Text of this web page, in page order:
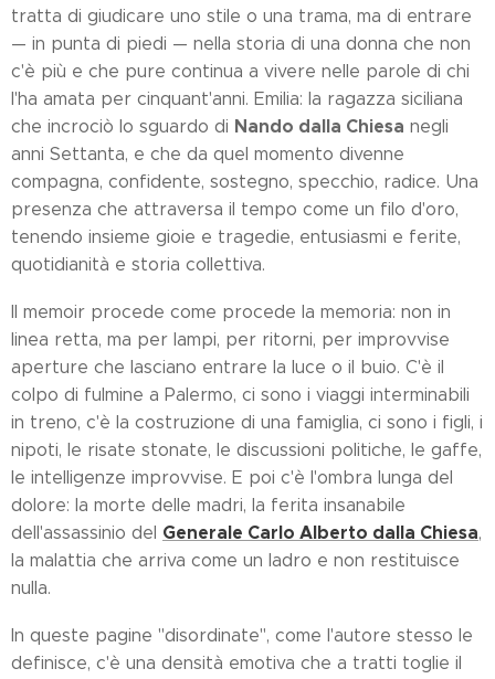
tratta di giudicare uno stile o una trama, ma di entrare
— in punta di piedi — nella storia di una donna che non
c'è più e che pure continua a vivere nelle parole di chi
l'ha amata per cinquant'anni. Emilia: la ragazza siciliana
che incrociò lo sguardo di Nando dalla Chiesa negli
anni Settanta, e che da quel momento divenne
compagna, confidente, sostegno, specchio, radice. Una
presenza che attraversa il tempo come un filo d'oro,
tenendo insieme gioie e tragedie, entusiasmi e ferite,
quotidianità e storia collettiva.
Il memoir procede come procede la memoria: non in
linea retta, ma per lampi, per ritorni, per improvvise
aperture che lasciano entrare la luce o il buio. C'è il
colpo di fulmine a Palermo, ci sono i viaggi interminabili
in treno, c'è la costruzione di una famiglia, ci sono i figli, i
nipoti, le risate stonate, le discussioni politiche, le gaffe,
le intelligenze improvvise. E poi c'è l'ombra lunga del
dolore: la morte delle madri, la ferita insanabile
dell'assassinio del Generale Carlo Alberto dalla Chiesa,
la malattia che arriva come un ladro e non restituisce
nulla.
In queste pagine "disordinate", come l'autore stesso le
definisce, c'è una densità emotiva che a tratti toglie il